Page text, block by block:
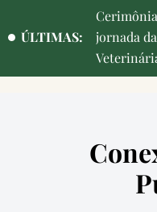
ÚLTIMAS:
Qualittas,
ganham